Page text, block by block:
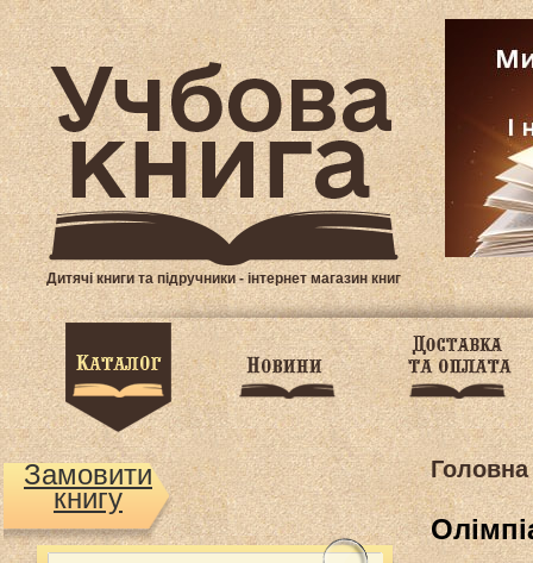
Дитячі книги та підручники - інтернет магазин книг
Замовити
книгу
Головна